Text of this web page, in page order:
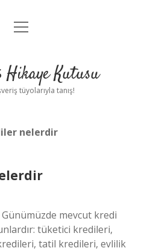
Anasayfa
Uyarı
menüyü
Kutusu
tüyolarıyla tanış!
nelerdir
mevcut kredi
tüketici kredileri,
tatil kredileri, evlilik